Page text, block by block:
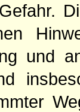
und